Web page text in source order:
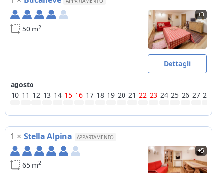
50 m2
+3
Dettagli
agosto
10 11 12 13 14 15 16 17 18 19 20 21 22 23 24 25 26 27 28
1 × Stella Alpina APPARTAMENTO
65 m2
+5